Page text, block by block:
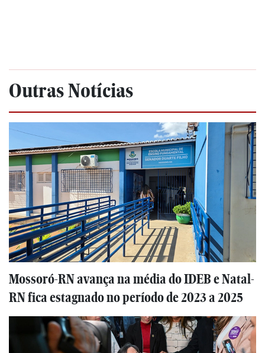
Outras Notícias
Mossoró-RN avança na média do IDEB e Natal-
RN fica estagnado no período de 2023 a 2025